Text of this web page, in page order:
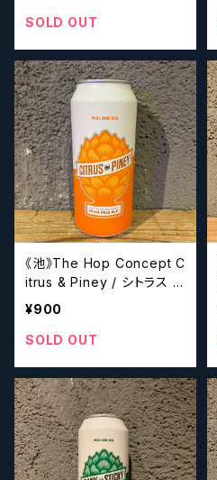
SOLD OUT
《池》The Hop Concept C
itrus & Piney / シトラス ア
ンド パイニー【クラフトビー
¥900
SOLD OUT